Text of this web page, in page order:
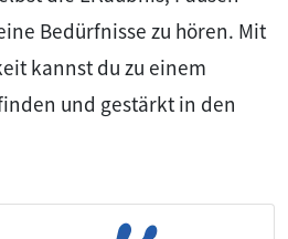
Bedürfnisse zu hören. Mit
kannst du zu einem
und gestärkt in den